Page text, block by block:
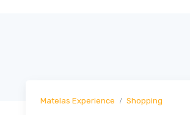
Matelas Experience Shopping